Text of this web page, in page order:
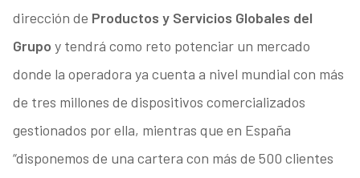
dirección de Productos y Servicios Globales del
Grupo y tendrá como reto potenciar un mercado
donde la operadora ya cuenta a nivel mundial con más
de tres millones de dispositivos comercializados
gestionados por ella, mientras que en España
“disponemos de una cartera con más de 500 clientes